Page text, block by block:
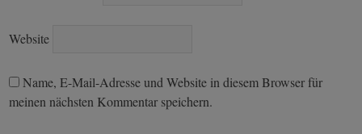
Website
Name, E-Mail-Adresse und Website in diesem Browser für
meinen nächsten Kommentar speichern.